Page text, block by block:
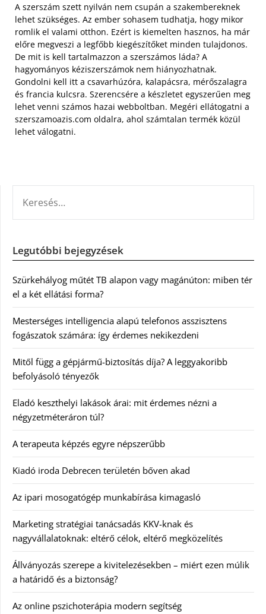
A szerszám szett nyilván nem csupán a szakembereknek
lehet szükséges. Az ember sohasem tudhatja, hogy mikor
romlik el valami otthon. Ezért is kiemelten hasznos, ha már
előre megveszi a legfőbb kiegészítőket minden tulajdonos.
De mit is kell tartalmazzon a szerszámos láda? A
hagyományos kéziszerszámok nem hiányozhatnak.
Gondolni kell itt a csavarhúzóra, kalapácsra, mérőszalagra
és francia kulcsra. Szerencsére a készletet egyszerűen meg
lehet venni számos hazai webboltban. Megéri ellátogatni a
szerszamoazis.com oldalra, ahol számtalan termék közül
lehet válogatni.
Legutóbbi bejegyzések
Szürkehályog műtét TB alapon vagy magánúton: miben tér
el a két ellátási forma?
Mesterséges intelligencia alapú telefonos asszisztens
fogászatok számára: így érdemes nekikezdeni
Mitől függ a gépjármű-biztosítás díja? A leggyakoribb
befolyásoló tényezők
Eladó keszthelyi lakások árai: mit érdemes nézni a
négyzetméteráron túl?
A terapeuta képzés egyre népszerűbb
Kiadó iroda Debrecen területén bőven akad
Az ipari mosogatógép munkabírása kimagasló
Marketing stratégiai tanácsadás KKV-knak és
nagyvállalatoknak: eltérő célok, eltérő megközelítés
Állványozás szerepe a kivitelezésekben – miért ezen múlik
a határidő és a biztonság?
Az online pszichoterápia modern segítség